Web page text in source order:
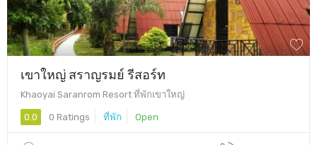
เขาใหญ่ สราญรมย์ รีสอร์ท
Khaoyai Saranrom Resort ที่พักเขาใหญ่
0.0 0 Ratings ที่พัก Open